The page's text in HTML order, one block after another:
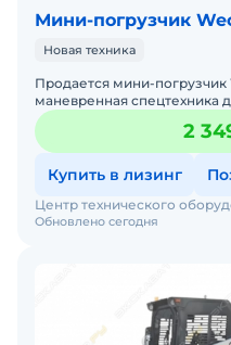
Мини-погрузчик
Новая техника
Продается мини-
маневренная спецтехника
стройплощадках, дорогах и
Если вам н
2
Купить в лизинг
Обновлено сегодня
Центр технического